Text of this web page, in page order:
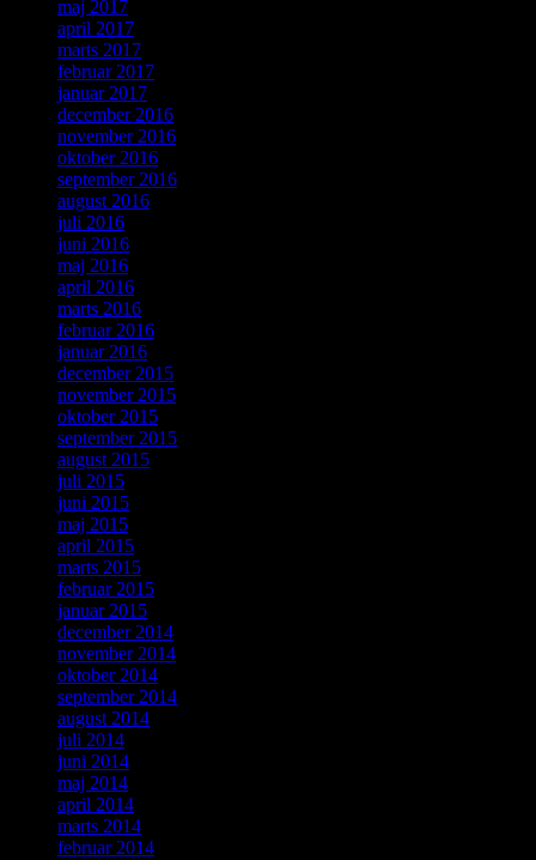
maj 2017
april 2017
marts 2017
februar 2017
januar 2017
december 2016
november 2016
oktober 2016
september 2016
august 2016
juli 2016
juni 2016
maj 2016
april 2016
marts 2016
februar 2016
januar 2016
december 2015
november 2015
oktober 2015
september 2015
august 2015
juli 2015
juni 2015
maj 2015
april 2015
marts 2015
februar 2015
januar 2015
december 2014
november 2014
oktober 2014
september 2014
august 2014
juli 2014
juni 2014
maj 2014
april 2014
marts 2014
februar 2014